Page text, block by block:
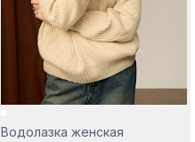
Водолазка женская